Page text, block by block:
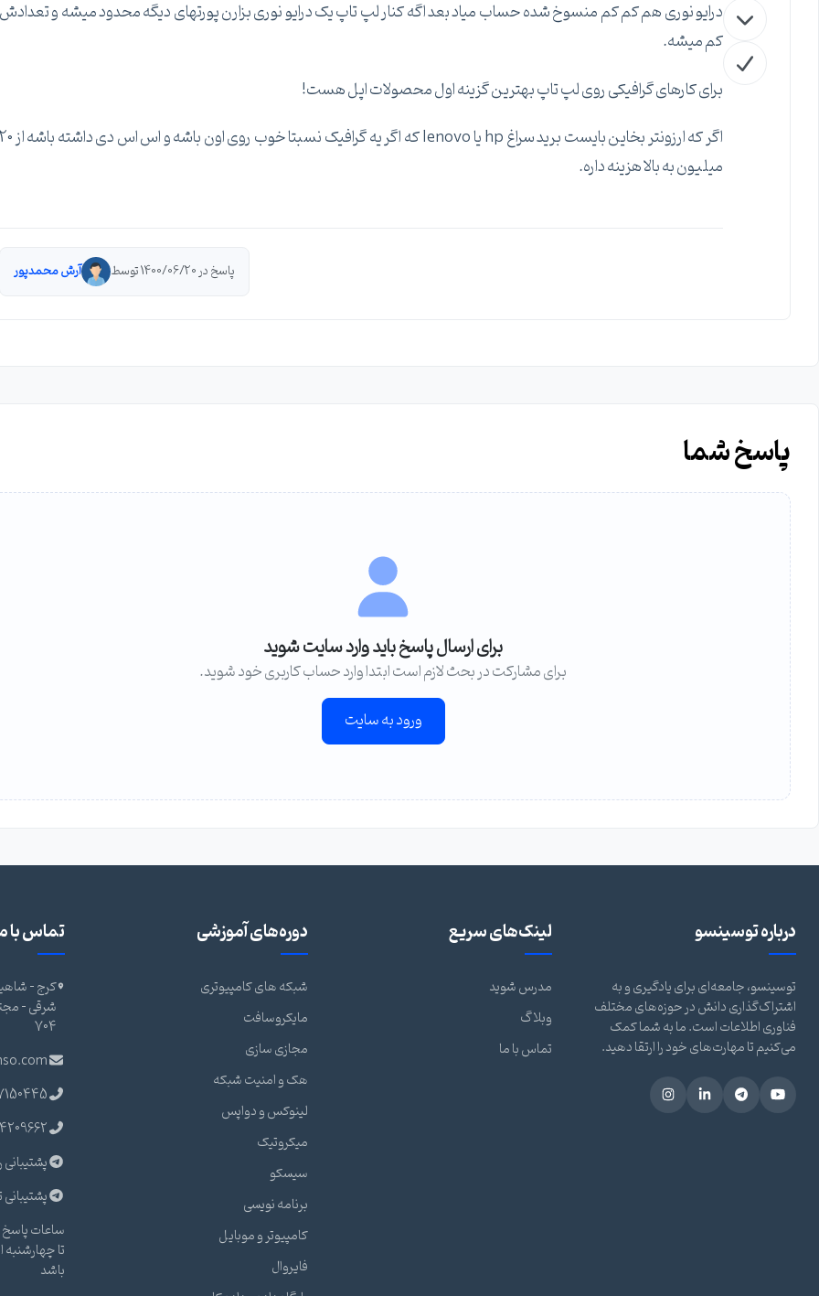
درایو نوری هم کم کم منسوخ شده حساب میاد بعد اگه کنار لپ تاپ یک درایو نوری بزارن پورتهای دیگه محدود میشه و تعدادش
کم میشه.
برای کارهای گرافیکی روی لپ تاپ بهترین گزینه اول محصولات اپل هست!
اگر که ارزونتر بخاین بایست برید سراغ hp یا lenovo که اگر یه گرافیک نسبتا خوب روی اون باشه و اس اس دی داشته باشه از 20
میلیون به بالا هزینه داره.
پاسخ در 1400/06/20 توسط آرش محمدپور
پاسخ شما
برای ارسال پاسخ باید وارد سایت شوید
برای مشارکت در بحث لازم است ابتدا وارد حساب کاربری خود شوید.
ورود به سایت
درباره توسینسو
توسینسو، جامعه‌ای برای یادگیری و به
اشتراک‌گذاری دانش در حوزه‌های مختلف
فناوری اطلاعات است. ما به شما کمک
می‌کنیم تا مهارت‌های خود را ارتقا دهید.
لینک‌های سریع
مدرس شوید
وبلاگ
تماس با ما
دوره‌های آموزشی
شبکه های کامپیوتری
مایکروسافت
مجازی سازی
هک و امنیت شبکه
لینوکس و دواپس
میکروتیک
سیسکو
برنامه نویسی
کامپیوتر و موبایل
فایروال
تماس با
کرج -
704
پشتیبانی
پشتیبانی
ساعات پاسخ
باشد